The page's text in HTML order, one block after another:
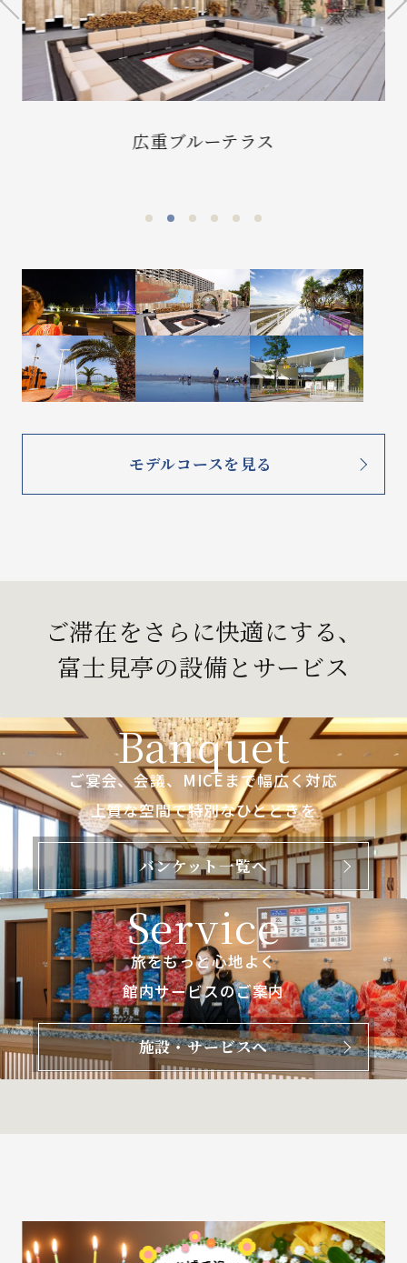
ボードウォーク
モデルコースを見る
ご滞在をさらに快適にする、
富士見亭の設備とサービス
Banquet
ご宴会、会議、MICEまで幅広く対応
上質な空間で特別なひとときを
バンケット一覧へ
Service
旅をもっと心地よく
館内サービスのご案内
施設・サービスへ